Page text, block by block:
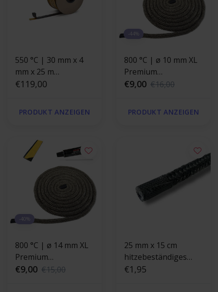
550 °C | 30 mm x 4
mm x 25 m
Hitzebeständige
€119,00
PRODUKT ANZEIGEN
-44%
800 °C | ø 10 mm XL
Premium
Reparaturset für
€9,00 €16,00
PRODUKT ANZEIGEN
-40%
800 °C | ø 14 mm XL
Premium
Reparaturset für
€9,00 €15,00
25 mm x 15 cm
hitzebeständiges
Endband
€1,95